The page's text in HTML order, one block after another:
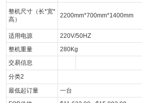
整机尺寸（长*宽*
高）
2200mm*700mm*1400mm
适用电源
220V/50HZ
整机重量
280Kg
交易信息
分类2
最低起订量
一台